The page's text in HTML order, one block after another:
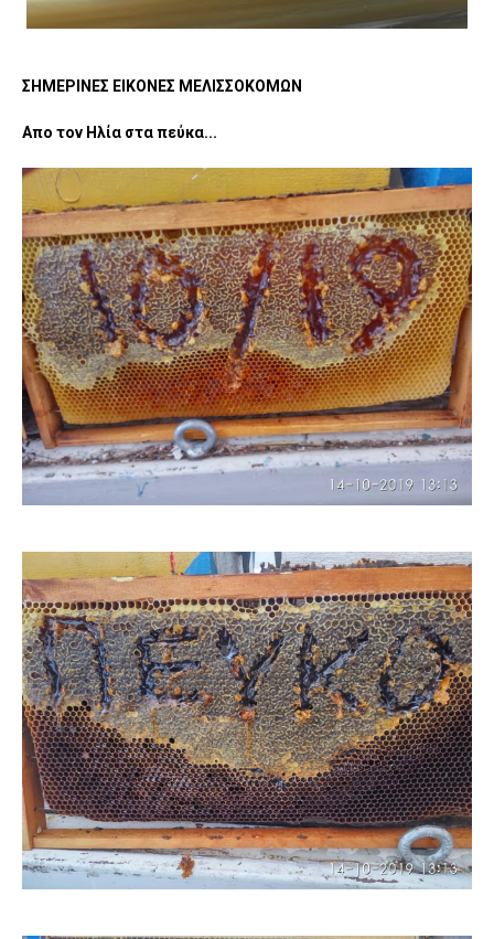
ΣΗΜΕΡΙΝΕΣ ΕΙΚΟΝΕΣ ΜΕΛΙΣΣΟΚΟΜΩΝ
Απο τον Ηλία στα πεύκα...